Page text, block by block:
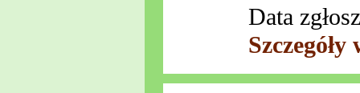
Data
Szczegóły